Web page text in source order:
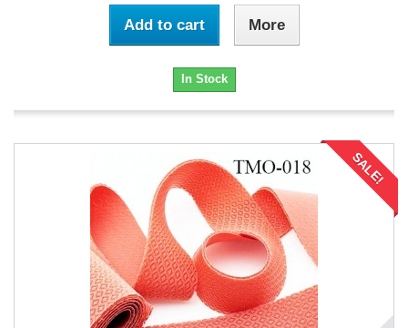
Add to cart More
In Stock
SALE!